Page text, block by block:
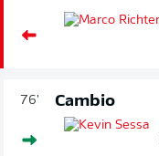
76' Cambio